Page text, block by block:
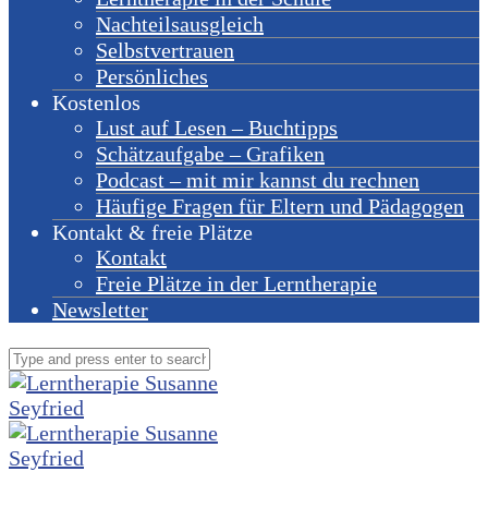
Nachteilsausgleich
Selbstvertrauen
Persönliches
Kostenlos
Lust auf Lesen – Buchtipps
Schätzaufgabe – Grafiken
Podcast – mit mir kannst du rechnen
Häufige Fragen für Eltern und Pädagogen
Kontakt & freie Plätze
Kontakt
Freie Plätze in der Lerntherapie
Newsletter